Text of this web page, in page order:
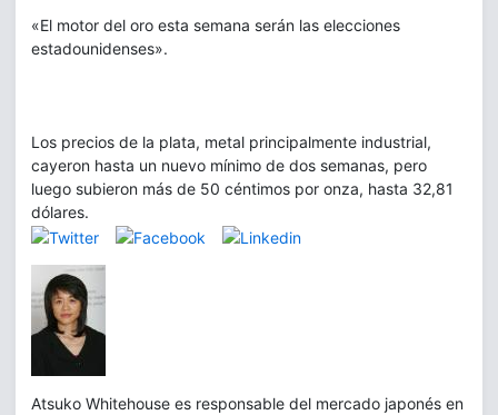
«El motor del oro esta semana serán las elecciones
estadounidenses».
Los precios de la plata, metal principalmente industrial,
cayeron hasta un nuevo mínimo de dos semanas, pero
luego subieron más de 50 céntimos por onza, hasta 32,81
dólares.
Atsuko Whitehouse es responsable del mercado japonés en